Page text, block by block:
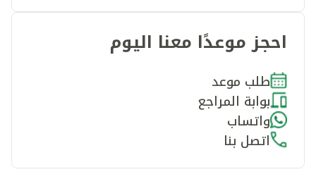
احجز موعدًا معنا اليوم
طلب موعد
بوابة المراجع
واتساب
اتصل بنا